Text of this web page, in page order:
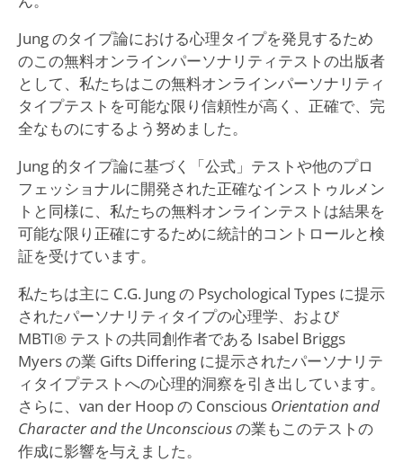
Jung のタイプ論における心理タイプを発見するため
のこの無料オンラインパーソナリティテストの出版者
として、私たちはこの無料オンラインパーソナリティ
タイプテストを可能な限り信頼性が高く、正確で、完
全なものにするよう努めました。
Jung 的タイプ論に基づく「公式」テストや他のプロ
フェッショナルに開発された正確なインストゥルメン
トと同様に、私たちの無料オンラインテストは結果を
可能な限り正確にするために統計的コントロールと検
証を受けています。
私たちは主に C.G. Jung の Psychological Types に提示
されたパーソナリティタイプの心理学、および
MBTI® テストの共同創作者である Isabel Briggs
Myers の業 Gifts Differing に提示されたパーソナリテ
ィタイプテストへの心理的洞察を引き出しています。
さらに、van der Hoop の Conscious Orientation and
Character and the Unconsciousの業もこのテストの
作成に影響を与えました。